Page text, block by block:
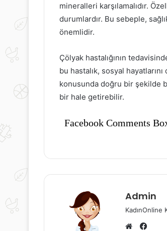
mineralleri karşılamalıdır.
durumlardır. Bu sebeple,
önemlidir.
Çölyak hastalığının
bu hastalık, sosyal
konusunda doğru bir şekilde
bir hale getirebilir.
Facebook Comments
Admin
KadınOnline